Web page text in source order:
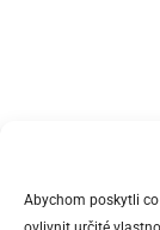
Abychom poskytli